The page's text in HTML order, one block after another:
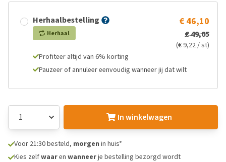
Herhaalbestelling
Herhaal
€ 46,10
€ 49,05
(€ 9,22 / st)
Profiteer altijd van 6% korting
Pauzeer of annuleer eenvoudig wanneer jij dat wilt
In winkelwagen
Voor 21:30 besteld, morgen in huis*
Kies zelfwaaren wanneerje bestelling bezorgd wordt